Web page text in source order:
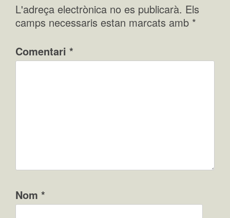
L'adreça electrònica no es publicarà. Els
camps necessaris estan marcats amb *
Comentari *
Nom *